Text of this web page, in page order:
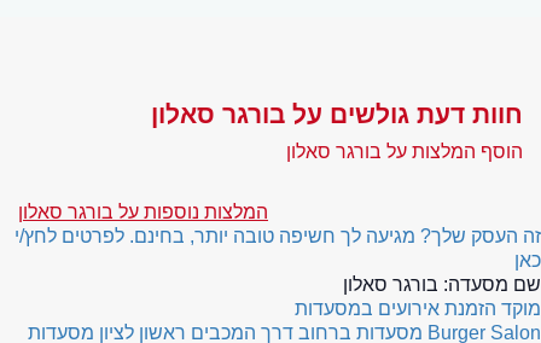
חוות דעת גולשים על בורגר סאלון
הוסף המלצות על בורגר סאלון
המלצות נוספות על בורגר סאלון
זה העסק שלך? מגיעה לך חשיפה טובה יותר, בחינם. לפרטים לחץ/י
כאן
שם מסעדה: בורגר סאלון
מוקד הזמנת אירועים במסעדות
Burger Salon מסעדות ברחוב דרך המכבים ראשון לציון מסעדות